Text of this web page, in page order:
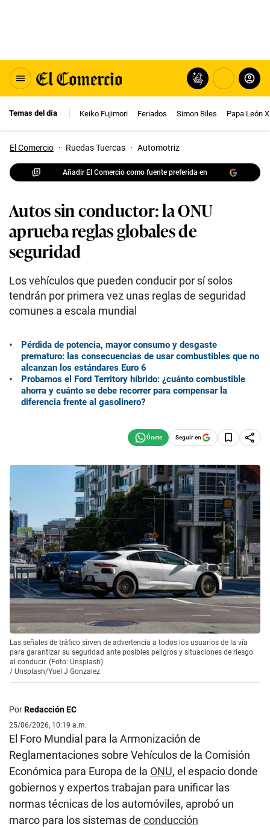
Temas del día Keiko Fujimori Feriados Simon Biles Papa León
El Comercio · Ruedas Tuercas · Automotriz
Añadir El Comercio como fuente preferida en
Autos sin conductor: la ONU
aprueba reglas globales de
seguridad
Los vehículos que pueden conducir por sí solos
tendrán por primera vez unas reglas de seguridad
comunes a escala mundial
Pérdida de potencia, mayor consumo y desgaste
prematuro: las consecuencias de usar combustibles que no
alcanzan los estándares Euro 6
Probamos el Ford Territory híbrido: ¿cuánto combustible
ahorra y cuánto se debe recorrer para compensar la
diferencia frente al gasolinero?
Seguir en
Las señales de tráfico sirven de advertencia a todos los usuarios de la vía
para garantizar su seguridad ante posibles peligros y situaciones de riesgo
al conducir. (Foto: Unsplash)
/ Unsplash/Yoel J Gonzalez
PorRedacción EC
25/06/2026, 10:19 a.m.
El Foro Mundial para la Armonización de
Reglamentaciones sobre Vehículos de la Comisión
Económica para Europa de la ONU, el espacio donde
gobiernos y expertos trabajan para unificar las
normas técnicas de los automóviles, aprobó un
marco para los sistemas de conducción